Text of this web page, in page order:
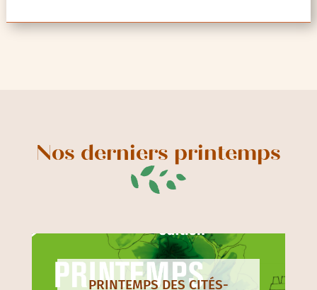
Nos derniers printemps
PRINTEMPS DES CITÉS-